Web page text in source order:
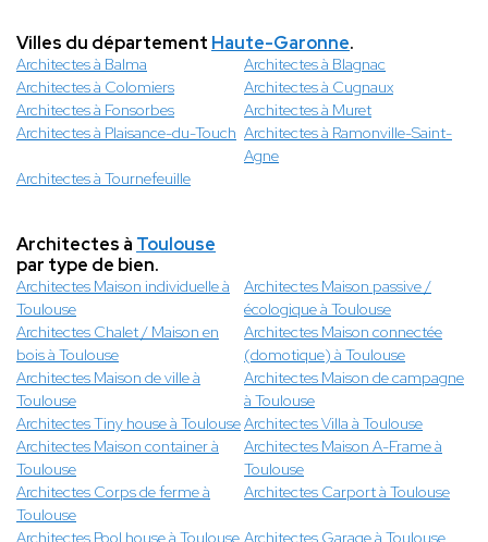
Villes du département Haute-Garonne.
Architectes à Balma
Architectes à Blagnac
Architectes à Colomiers
Architectes à Cugnaux
Architectes à Fonsorbes
Architectes à Muret
Architectes à Plaisance-du-Touch Architectes à Ramonville-Saint-
Agne
Architectes à Tournefeuille
Architectes à Toulouse
par type de bien.
Architectes Maison individuelle à
Toulouse
Architectes Maison passive /
écologique à Toulouse
Architectes Chalet / Maison en
bois à Toulouse
Architectes Maison connectée
(domotique) à Toulouse
Architectes Maison de ville à
Toulouse
Architectes Maison de campagne
à Toulouse
Architectes Tiny house à ToulouseArchitectes Villa à Toulouse
Architectes Maison container à
Toulouse
Architectes Maison A-Frame à
Toulouse
Architectes Corps de ferme à
Toulouse
Architectes Carport à Toulouse
Architectes Pool house à Toulouse Architectes Garage à Toulouse